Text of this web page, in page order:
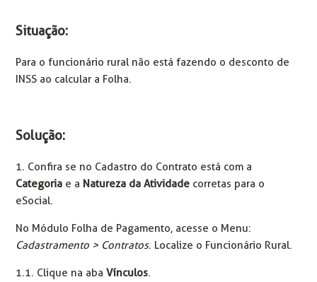
Situação:
Para o funcionário rural não está fazendo o desconto de
INSS ao calcular a Folha.
Solução:
1. Confira se no Cadastro do Contrato está com a
Categoria e a Natureza da Atividade corretas para o
eSocial.
No Módulo Folha de Pagamento, acesse o Menu:
Cadastramento > Contratos. Localize o Funcionário Rural.
1.1. Clique na abaVínculos.